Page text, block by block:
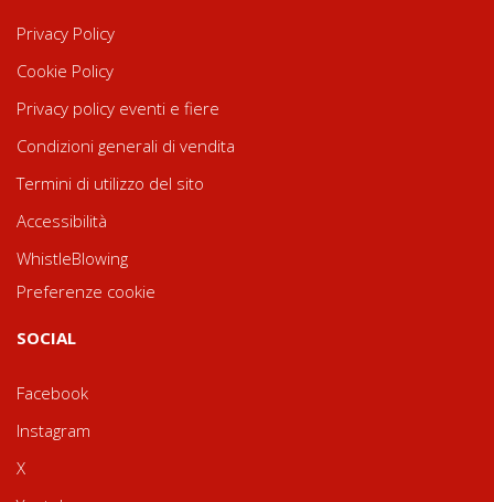
Privacy Policy
Cookie Policy
Privacy policy eventi e fiere
Condizioni generali di vendita
Termini di utilizzo del sito
Accessibilità
WhistleBlowing
Preferenze cookie
SOCIAL
Facebook
Instagram
X